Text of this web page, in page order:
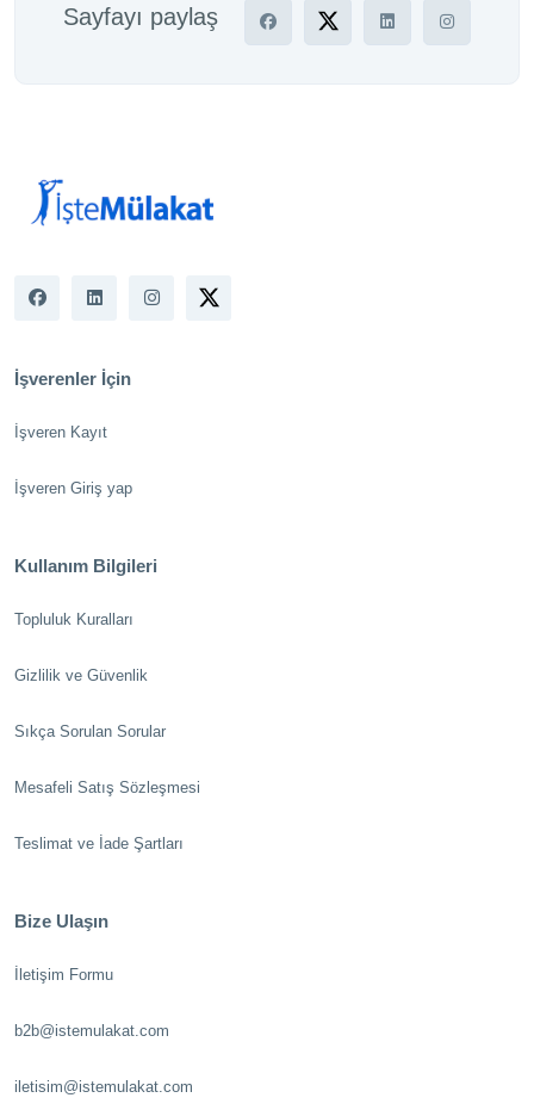
Sayfayı paylaş
İşverenler İçin
İşveren Kayıt
İşveren Giriş yap
Kullanım Bilgileri
Topluluk Kuralları
Gizlilik ve Güvenlik
Sıkça Sorulan Sorular
Mesafeli Satış Sözleşmesi
Teslimat ve İade Şartları
Bize Ulaşın
İletişim Formu
b2b@istemulakat.com
iletisim@istemulakat.com